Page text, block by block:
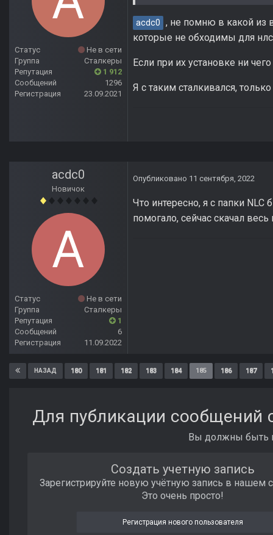
Статус
Не в сети
Группа
Сталкеры
Репутация
1 912
Сообщений
1296
Регистрация
23.09.2021
acdc0 , не помню в какой из
которые не обходимы для
Если при их установке ни
Я с таким сталкивался,
acdc0
Новичок
Статус
Не в сети
Группа
Сталкеры
Репутация
1
Сообщений
6
Регистрация
11.09.2022
Опубликовано 11 сентября, 2022
Что интересно, я с папки NLC
помогало, сейчас скачал
НАЗАД 180 181 182 183 184 185 186 187
Для публикации сообщений
Вы должны быть
Создать учетную запись
Зарегистрируйте новую учётную запись в нашем
Это очень просто!
Регистрация нового пользователя